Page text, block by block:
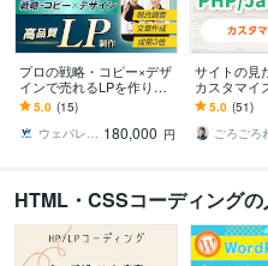
プロの戦略・コピー×デザ
インで売れるLPを作りま
す 広告費を抑えて成約率
を最大化！高反応の営業
ツールを構築します
5.0 (15)
ウェバレッジ 180,000 円
サイトの見
カスタマイ
見た目が崩
えのお困り
5.0 (51)
HTML・CSSコーディング